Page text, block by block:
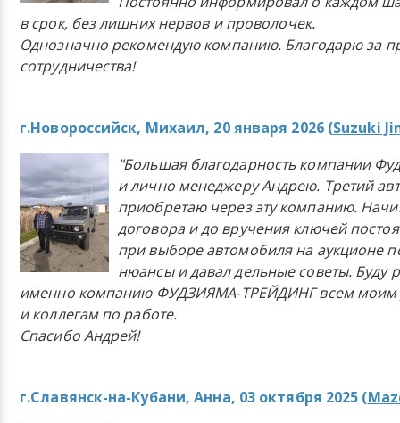
в срок, без лишних нервов и проволочек.
Однозначно рекомендую компанию. Благодарю за
сотрудничества!
г.Новороссийск, Михаил, 20 января 2026 (Suzuki
"Большая благодарность компании
и лично менеджеру Андрею. Третий
приобретаю через эту компанию.
договора и до вручения ключей
при выборе автомобиля на аукционе
нюансы и давал дельные советы. Буду
именно компанию ФУДЗИЯМА-ТРЕЙДИНГ всем моим
и коллегам по работе.
Спасибо Андрей!
г.Славянск-на-Кубани, Анна, 03 октября 2025 (